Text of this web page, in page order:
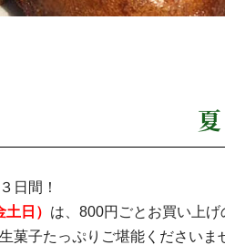
日間！
日） は、800円ごとお買い上げ
菓子たっぷりご堪能くださいま